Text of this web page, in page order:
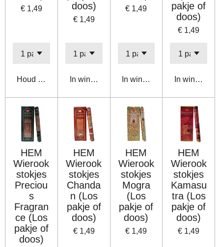
€ 1,49
Houd mij op de hoogte
doos)
€ 1,49
In winkelwagen
€ 1,49
In winkelwagen
pakje of
doos)
€ 1,49
In
HEM
Wierook
stokjes
Preciou
s
Fragran
ce (Los
pakje of
doos)
HEM
Wierook
stokjes
Chanda
n (Los
pakje of
doos)
€ 1,49
HEM
Wierook
stokjes
Mogra
(Los
pakje of
doos)
€ 1,49
HEM
Wierook
stokjes
Kamasu
tra (Los
pakje of
doos)
€ 1,49